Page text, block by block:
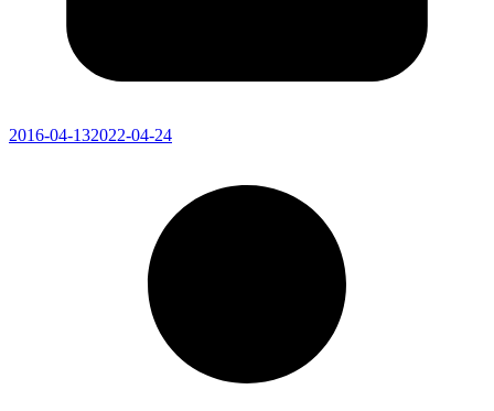
2016-04-132022-04-24